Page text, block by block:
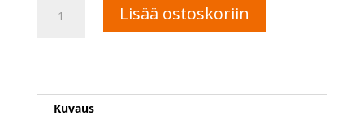
AD333
Lisää ostoskoriin
n
Kuvaus